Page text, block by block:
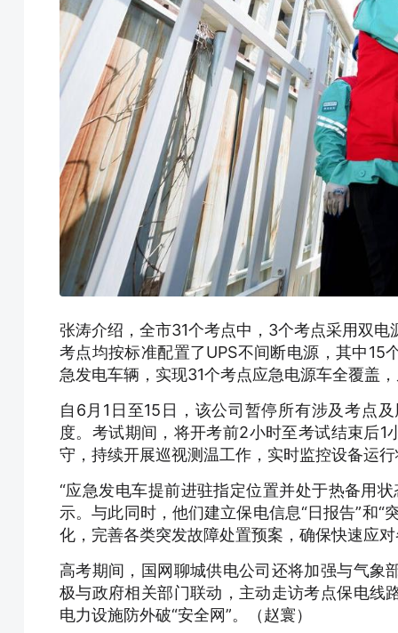
张涛介绍，全市31个考点中，3个考点采用双
考点均按标准配置了UPS不间断电源，其中
急发电车辆，实现31个考点应急电源车全覆盖
自6月1日至15日，该公司暂停所有涉及考点
度。考试期间，将开考前2小时至考试结束后
守，持续开展巡视测温工作，实时监控设备运
“应急发电车提前进驻指定位置并处于热备用
示。与此同时，他们建立保电信息“日报告”和
化，完善各类突发故障处置预案，确保快速应
高考期间，国网聊城供电公司还将加强与气象
极与政府相关部门联动，主动走访考点保电线
电力设施防外破“安全网”。（赵寰）